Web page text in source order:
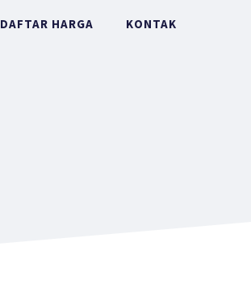
DAFTAR HARGA KONTAK